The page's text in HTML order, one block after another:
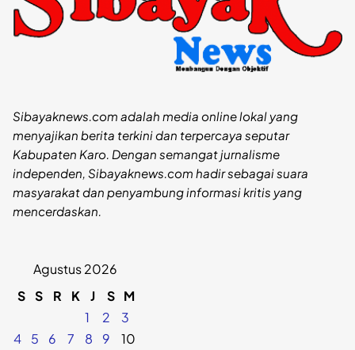
Sibayaknews.com adalah media online lokal yang
menyajikan berita terkini dan terpercaya seputar
Kabupaten Karo. Dengan semangat jurnalisme
independen, Sibayaknews.com hadir sebagai suara
masyarakat dan penyambung informasi kritis yang
mencerdaskan.
Agustus 2026
S S R K J S M
1
2
3
4
5 6 7 8 9
10